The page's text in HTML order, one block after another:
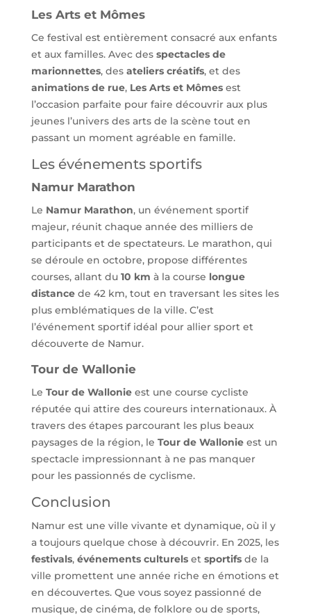
Les Arts et Mômes
Ce festival est entièrement consacré aux enfants
et aux familles. Avec des spectacles de
marionnettes, des ateliers créatifs, et des
animations de rue, Les Arts et Mômesest
l’occasion parfaite pour faire découvrir aux plus
jeunes l’univers des arts de la scène tout en
passant un moment agréable en famille.
Les événements sportifs
Namur Marathon
Le Namur Marathon, un événement sportif
majeur, réunit chaque année des milliers de
participants et de spectateurs. Le marathon, qui
se déroule en octobre, propose différentes
courses, allant du 10 km à la course longue
distancede 42 km, tout en traversant les sites les
plus emblématiques de la ville. C’est
l’événement sportif idéal pour allier sport et
découverte de Namur.
Tour de Wallonie
Le Tour de Wallonieest une course cycliste
réputée qui attire des coureurs internationaux. À
travers des étapes parcourant les plus beaux
paysages de la région, le Tour de Wallonieest un
spectacle impressionnant à ne pas manquer
pour les passionnés de cyclisme.
Conclusion
Namur est une ville vivante et dynamique, où il y
a toujours quelque chose à découvrir. En 2025, les
festivals, événements culturelset sportifsde la
ville promettent une année riche en émotions et
en découvertes. Que vous soyez passionné de
musique, de cinéma, de folklore ou de sports,